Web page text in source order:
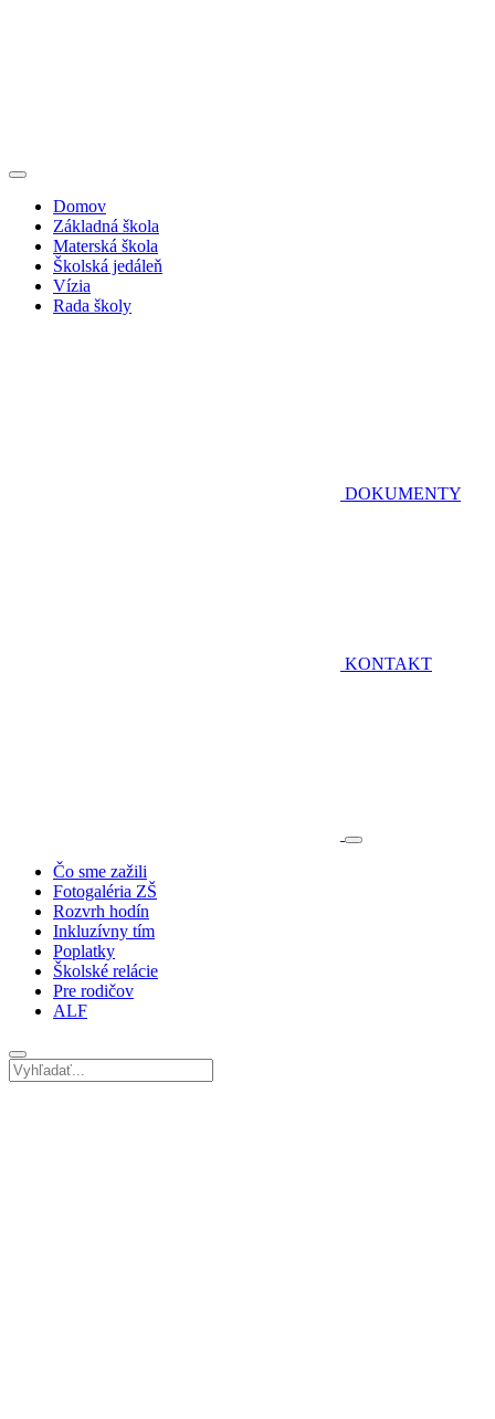
Domov
Základná škola
Materská škola
Školská jedáleň
Vízia
Rada školy
DOKUMENTY
KONTAKT
Čo sme zažili
Fotogaléria ZŠ
Rozvrh hodín
Inkluzívny tím
Poplatky
Školské relácie
Pre rodičov
ALF